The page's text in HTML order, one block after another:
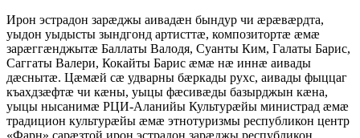
Ирон эстрадон зарæджы аивадæн бындур чи æрæвæрдта,
уыдон уыдысты зындгонд артисттæ, композитортæ æмæ
зарæггæнджытæ Баллаты Валодя, Суанты Ким, Галаты Барис,
Саггаты Валери, Кокайты Барис æмæ нæ иннæ аивады
дæснытæ. Цæмæй сæ удварны бæркады рухс, аивады фыццаг
къахдзæфтæ чи кæны, уыцы фæсивæды базырджын кæна,
уыцы нысанимæ РЦИ-Аланийы Культурæйы министрад æмæ
традицион культурæйы æмæ этнотуризмы республикон центр
«Фарн» сарæзтой ирон эстрадон зарæджы республикон